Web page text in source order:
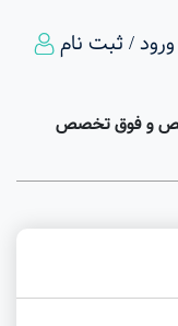
ورود / ثبت نام
و فوق تخصص